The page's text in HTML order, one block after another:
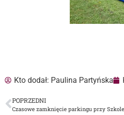
Kto dodał: Paulina Partyńska
POPRZEDNI
Czasowe zamknięcie parkingu przy